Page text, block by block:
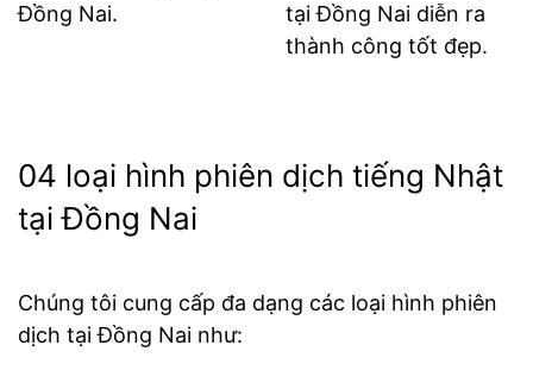
Đồng Nai.
tại Đồng Nai diễn ra
thành công tốt đẹp.
04 loại hình phiên dịch tiếng Nhật
tại Đồng Nai
Chúng tôi cung cấp đa dạng các loại hình phiên
dịch tại Đồng Nai như: